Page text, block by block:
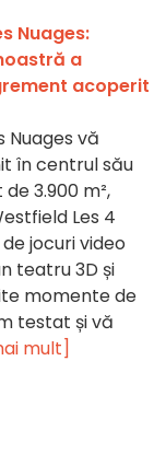
Nuages:
a
acoperit
Nuages vă
în centrul său
3.900 m²,
Les 4
jocuri video
teatru 3D și
momente de
testat și vă
mult]